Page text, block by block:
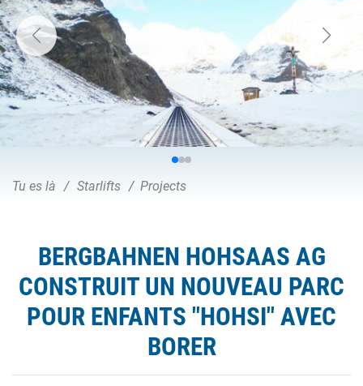
Tu es là Starlifts Projects
BERGBAHNEN HOHSAAS AG
CONSTRUIT UN NOUVEAU PARC
POUR ENFANTS "HOHSI" AVEC
BORER